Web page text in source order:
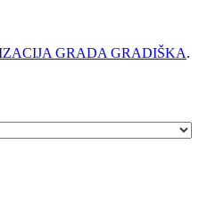
GRADA GRADIŠKA.